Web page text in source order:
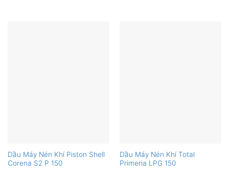
Dầu Máy Nén Khí Piston Shell
Corena S2 P 150
Dầu Máy Nén Khí Total
Primeria LPG 150